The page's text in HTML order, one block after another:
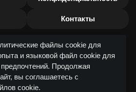
Контакты
файлы cookie для
и языковой файл cookie для
Продолжая
вы соглашаетесь с
cookie.